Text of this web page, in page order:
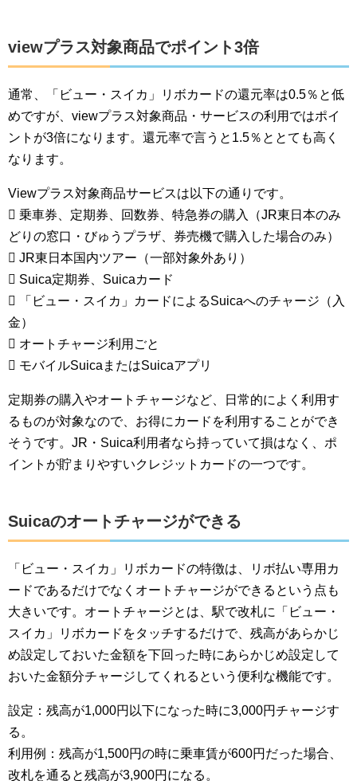
viewプラス対象商品でポイント3倍
通常、「ビュー・スイカ」リボカードの還元率は0.5％と低
めですが、viewプラス対象商品・サービスの利用ではポイ
ントが3倍になります。還元率で言うと1.5％ととても高く
なります。
Viewプラス対象商品サービスは以下の通りです。
 乗車券、定期券、回数券、特急券の購入（JR東日本のみ
どりの窓口・びゅうプラザ、券売機で購入した場合のみ）
 JR東日本国内ツアー（一部対象外あり）
 Suica定期券、Suicaカード
 「ビュー・スイカ」カードによるSuicaへのチャージ（入
金）
 オートチャージ利用ごと
 モバイルSuicaまたはSuicaアプリ
定期券の購入やオートチャージなど、日常的によく利用す
るものが対象なので、お得にカードを利用することができ
そうです。JR・Suica利用者なら持っていて損はなく、ポ
イントが貯まりやすいクレジットカードの一つです。
Suicaのオートチャージができる
「ビュー・スイカ」リボカードの特徴は、リボ払い専用カ
ードであるだけでなくオートチャージができるという点も
大きいです。オートチャージとは、駅で改札に「ビュー・
スイカ」リボカードをタッチするだけで、残高があらかじ
め設定しておいた金額を下回った時にあらかじめ設定して
おいた金額分チャージしてくれるという便利な機能です。
設定：残高が1,000円以下になった時に3,000円チャージす
る。
利用例：残高が1,500円の時に乗車賃が600円だった場合、
改札を通ると残高が3,900円になる。